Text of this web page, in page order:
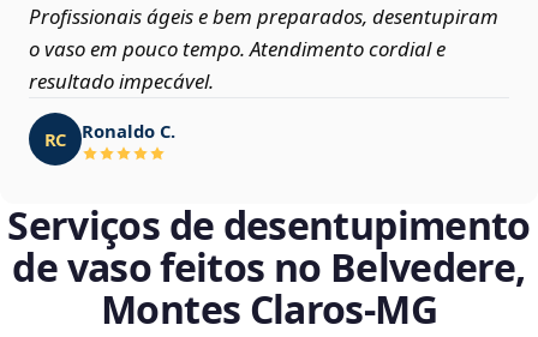
Profissionais ágeis e bem preparados, desentupiram
o vaso em pouco tempo. Atendimento cordial e
resultado impecável.
RC Ronaldo C.
Serviços de desentupimento
de vaso feitos no Belvedere,
Montes Claros‑MG